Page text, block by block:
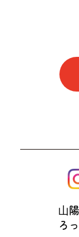
⼭
ろ